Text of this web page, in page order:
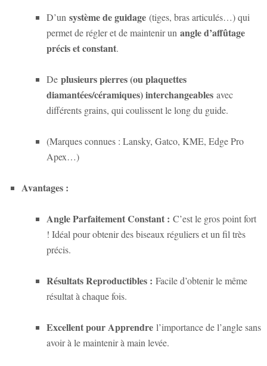
D’un système de guidage (tiges, bras articulés…) qui
permet de régler et de maintenir un angle d’affûtage
précis et constant.
De plusieurs pierres (ou plaquettes
diamantées/céramiques) interchangeables avec
différents grains, qui coulissent le long du guide.
(Marques connues : Lansky, Gatco, KME, Edge Pro
Apex…)
Avantages :
Angle Parfaitement Constant : C’est le gros point fort
! Idéal pour obtenir des biseaux réguliers et un fil très
précis.
Résultats Reproductibles : Facile d’obtenir le même
résultat à chaque fois.
Excellent pour Apprendre l’importance de l’angle sans
avoir à le maintenir à main levée.